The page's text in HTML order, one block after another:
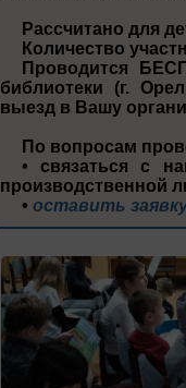
Рассчитано для
Количество
Проводится
библиотеки (г.
выезд в Вашу
По вопросам
• связаться с
производственной
• оставить